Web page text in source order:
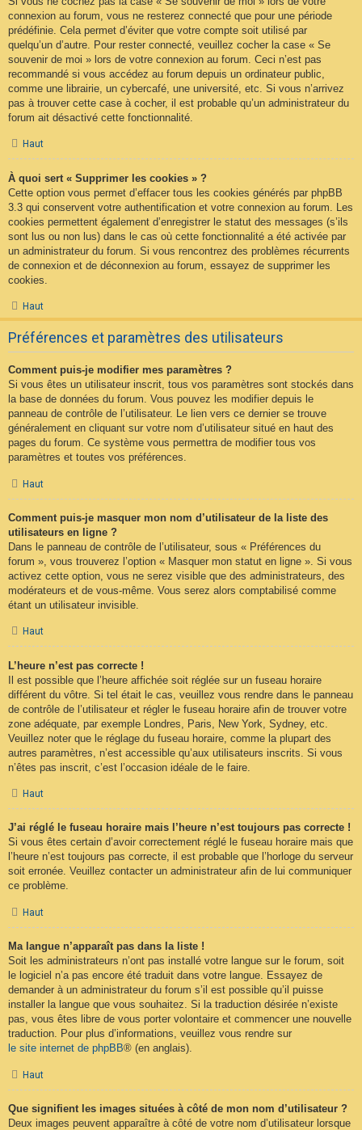
connexion au forum, vous ne resterez connecté que pour une période
prédéfinie. Cela permet d’éviter que votre compte soit utilisé par
quelqu’un d’autre. Pour rester connecté, veuillez cocher la case « Se
souvenir de moi » lors de votre connexion au forum. Ceci n’est pas
recommandé si vous accédez au forum depuis un ordinateur public,
comme une librairie, un cybercafé, une université, etc. Si vous n’arrivez
pas à trouver cette case à cocher, il est probable qu’un administrateur du
forum ait désactivé cette fonctionnalité.
Haut
À quoi sert « Supprimer les cookies » ?
Cette option vous permet d’effacer tous les cookies générés par phpBB
3.3 qui conservent votre authentification et votre connexion au forum. Les
cookies permettent également d’enregistrer le statut des messages (s’ils
sont lus ou non lus) dans le cas où cette fonctionnalité a été activée par
un administrateur du forum. Si vous rencontrez des problèmes récurrents
de connexion et de déconnexion au forum, essayez de supprimer les
cookies.
Haut
Préférences et paramètres des utilisateurs
Comment puis-je modifier mes paramètres ?
Si vous êtes un utilisateur inscrit, tous vos paramètres sont stockés dans
la base de données du forum. Vous pouvez les modifier depuis le
panneau de contrôle de l’utilisateur. Le lien vers ce dernier se trouve
généralement en cliquant sur votre nom d’utilisateur situé en haut des
pages du forum. Ce système vous permettra de modifier tous vos
paramètres et toutes vos préférences.
Haut
Comment puis-je masquer mon nom d’utilisateur de la liste des
utilisateurs en ligne ?
Dans le panneau de contrôle de l’utilisateur, sous « Préférences du
forum », vous trouverez l’option « Masquer mon statut en ligne ». Si vous
activez cette option, vous ne serez visible que des administrateurs, des
modérateurs et de vous-même. Vous serez alors comptabilisé comme
étant un utilisateur invisible.
Haut
L’heure n’est pas correcte !
Il est possible que l’heure affichée soit réglée sur un fuseau horaire
différent du vôtre. Si tel était le cas, veuillez vous rendre dans le panneau
de contrôle de l’utilisateur et régler le fuseau horaire afin de trouver votre
zone adéquate, par exemple Londres, Paris, New York, Sydney, etc.
Veuillez noter que le réglage du fuseau horaire, comme la plupart des
autres paramètres, n’est accessible qu’aux utilisateurs inscrits. Si vous
n’êtes pas inscrit, c’est l’occasion idéale de le faire.
Haut
J’ai réglé le fuseau horaire mais l’heure n’est toujours pas correcte !
Si vous êtes certain d’avoir correctement réglé le fuseau horaire mais que
l’heure n’est toujours pas correcte, il est probable que l’horloge du serveur
soit erronée. Veuillez contacter un administrateur afin de lui communiquer
ce problème.
Haut
Ma langue n’apparaît pas dans la liste !
Soit les administrateurs n’ont pas installé votre langue sur le forum, soit
le logiciel n’a pas encore été traduit dans votre langue. Essayez de
demander à un administrateur du forum s’il est possible qu’il puisse
installer la langue que vous souhaitez. Si la traduction désirée n’existe
pas, vous êtes libre de vous porter volontaire et commencer une nouvelle
traduction. Pour plus d’informations, veuillez vous rendre sur
le site internet de phpBB® (en anglais).
Haut
Que signifient les images situées à côté de mon nom d’utilisateur ?
Deux images peuvent apparaître à côté de votre nom d’utilisateur lorsque